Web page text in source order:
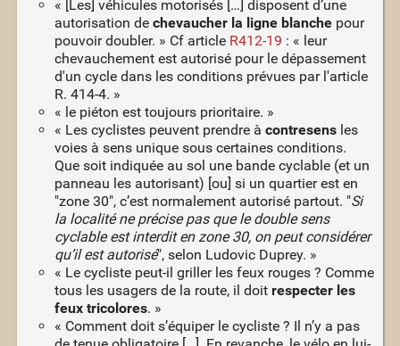
« [Les] véhicules motorisés […] disposent d’une
autorisation de chevaucher la ligne blanchepour
pouvoir doubler. » Cf article R412-19 : « leur
chevauchement est autorisé pour le dépassement
d'un cycle dans les conditions prévues par l'article
R. 414-4. »
« le piéton est toujours prioritaire. »
« Les cyclistes peuvent prendre à contresensles
voies à sens unique sous certaines conditions.
Que soit indiquée au sol une bande cyclable (et un
panneau les autorisant) [ou] si un quartier est en
"zone 30", c’est normalement autorisé partout. "Si
la localité ne précise pas que le double sens
cyclable est interdit en zone 30, on peut considérer
qu’il est autorisé", selon Ludovic Duprey. »
« Le cycliste peut-il griller les feux rouges ? Comme
tous les usagers de la route, il doit respecter les
feux tricolores. »
« Comment doit s’équiper le cycliste ? Il n’y a pas